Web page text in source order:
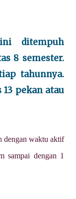
ditempuh
8 semester.
tahunnya.
pekan atau
dengan waktu aktif
sampai dengan 1